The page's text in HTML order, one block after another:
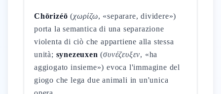
Chōrizéō (χωρίζω, «separare, dividere»)
porta la semantica di una separazione
violenta di ciò che appartiene alla stessa
unità; synezeuxen (συνέζευξεν, «ha
aggiogato insieme») evoca l'immagine del
giogo che lega due animali in un'unica